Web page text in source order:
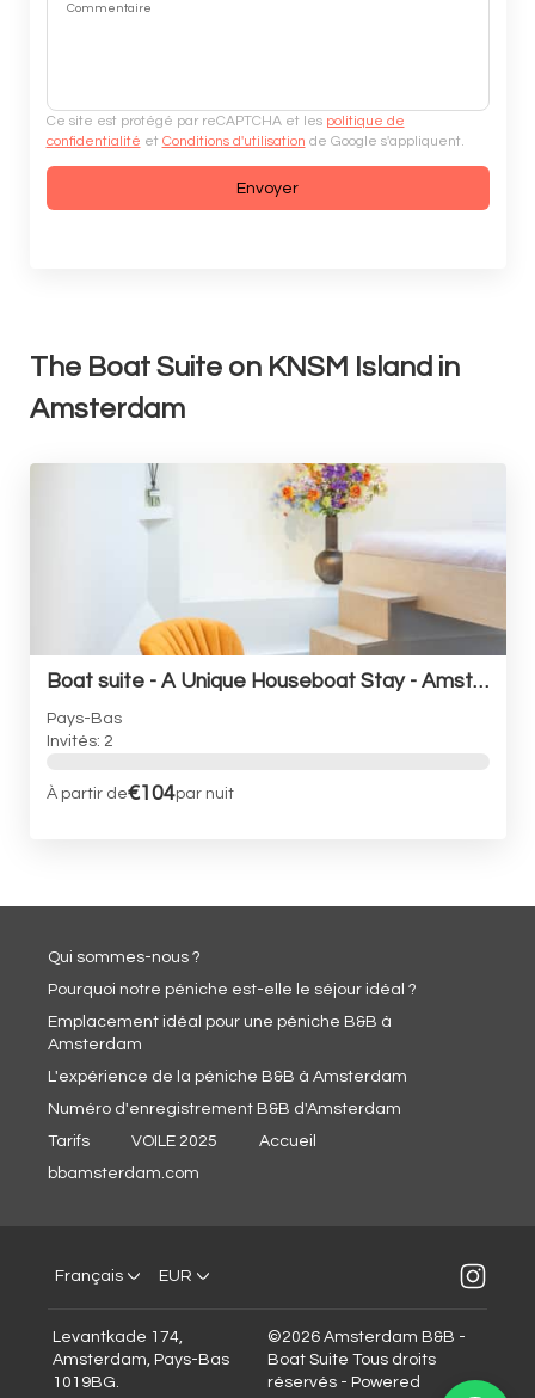
Commentaire
Ce site est protégé par reCAPTCHA et les politique de
confidentialité et Conditions d'utilisation de Google s'appliquent.
Envoyer
The Boat Suite on KNSM Island in
Amsterdam
Boat suite - A Unique Houseboat Stay - Amsterdam BB
Pays-Bas
Invités: 2
À partir de€104par nuit
Qui sommes-nous ?
Pourquoi notre péniche est-elle le séjour idéal ?
Emplacement idéal pour une péniche B&B à
Amsterdam
L'expérience de la péniche B&B à Amsterdam
Numéro d'enregistrement B&B d'Amsterdam
Tarifs
VOILE 2025
Accueil
bbamsterdam.com
Français EUR
Levantkade 174,
Amsterdam, Pays-Bas
1019BG.
©2026 Amsterdam B&B -
Boat Suite Tous droits
réservés - Powered